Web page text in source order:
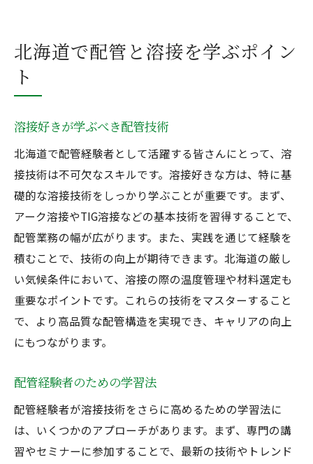
北海道で配管と溶接を学ぶポイン
ト
溶接好きが学ぶべき配管技術
北海道で配管経験者として活躍する皆さんにとって、溶
接技術は不可欠なスキルです。溶接好きな方は、特に基
礎的な溶接技術をしっかり学ぶことが重要です。まず、
アーク溶接やTIG溶接などの基本技術を習得することで、
配管業務の幅が広がります。また、実践を通じて経験を
積むことで、技術の向上が期待できます。北海道の厳し
い気候条件において、溶接の際の温度管理や材料選定も
重要なポイントです。これらの技術をマスターすること
で、より高品質な配管構造を実現でき、キャリアの向上
にもつながります。
配管経験者のための学習法
配管経験者が溶接技術をさらに高めるための学習法に
は、いくつかのアプローチがあります。まず、専門の講
習やセミナーに参加することで、最新の技術やトレンド